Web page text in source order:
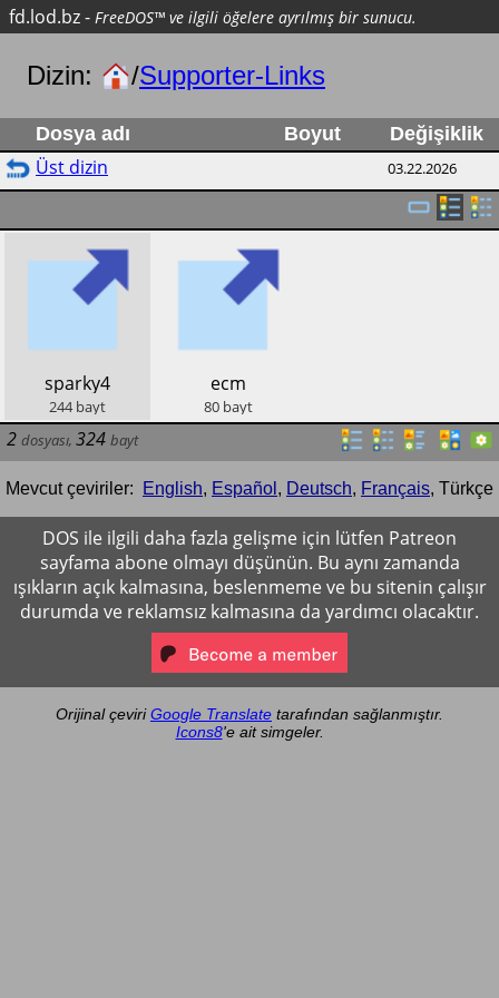
fd.lod.bz- FreeDOS™ ve ilgili öğelere ayrılmış bir sunucu.
Dizin: /Supporter-Links
Dosya adı Boyut Değişiklik
Üst dizin 03.22.2026
​sparky4
244 bayt
​ecm
80 bayt
2 dosyası, 324 bayt
Mevcut çeviriler: English, Español , Deutsch, Français, Türkçe
DOS ile ilgili daha fazla gelişme için lütfen Patreon
sayfama abone olmayı düşünün. Bu aynı zamanda
ışıkların açık kalmasına, beslenmeme ve bu sitenin çalışır
durumda ve reklamsız kalmasına da yardımcı olacaktır.
Orijinal çeviriGoogle Translate tarafından sağlanmıştır.
Icons8'e ait simgeler.